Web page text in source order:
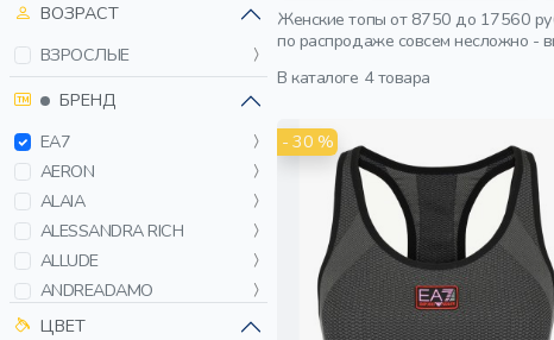
ВОЗРАСТ
ВЗРОСЛЫЕ
БРЕНД
EA7
AERON
ALAIA
ALESSANDRA RICH
ALLUDE
ANDREADAMO
ANTONELLI FIRENZE
ЦВЕТ
Женские топы от 8750 до 17560
по распродаже совсем несложно -
В каталоге 4 товара
- 30 %